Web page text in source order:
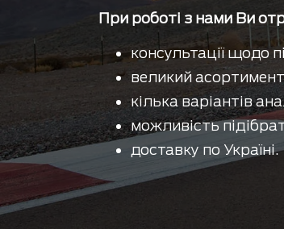
При роботі з нами Ви
консультації щодо
великий
кілька варіантів
можливість
доставку по Україні.